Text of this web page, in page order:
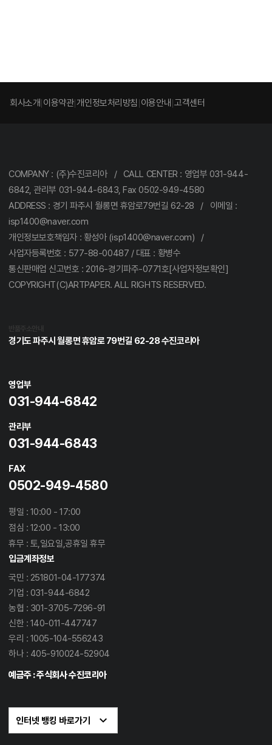
회사소개 이용약관 개인정보처리방침 이용안내 고객센터
COMPANY : (주)수진코리아 / CALL CENTER : 영업부 031-944-
6842, 관리부 031-944-6843, Fax 0502-949-4580
ADDRESS : 경기 파주시 월롱면 휴암로79번길 62-28 / 이메일 :
isp1400@naver.com
개인정보보호책임자 : 황성아 (isp1400@naver.com) /
사업자등록번호 : 577-88-00487 / 대표 : 황병수
통신판매업 신고번호 : 2016-경기파주-0771호[사업자정보확인]
COPYRIGHT(C)ARTPAPER. ALL RIGHTS RESERVED.
경기도 파주시 월롱면 휴암로 79번길 62-28 수진코리아
영업부
031-944-6842
관리부
031-944-6843
FAX
0502-949-4580
평일 : 10:00 - 17:00
점심 : 12:00 - 13:00
휴무 : 토,일요일,공휴일 휴무
입금계좌정보
국민 : 251801-04-177374
기업 : 031-944-6842
농협 : 301-3705-7296-91
신한 : 140-011-447747
우리 : 1005-104-556243
하나 : 405-910024-52904
예금주 : 주식회사 수진코리아